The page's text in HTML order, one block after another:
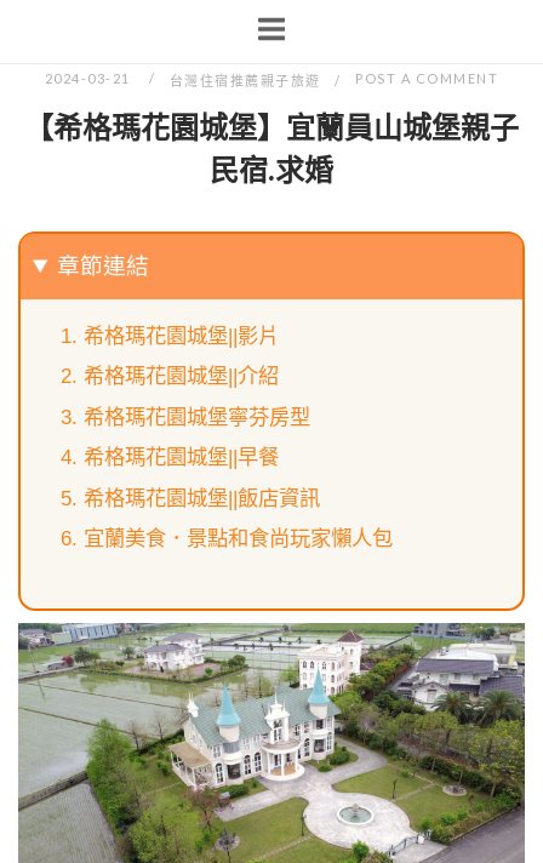
2024-03-21 台灣住宿推薦親子旅遊 POST A COMMENT
【希格瑪花園城堡】宜蘭員山城堡親子
民宿.求婚
章節連結
希格瑪花園城堡||影片
希格瑪花園城堡||介紹
希格瑪花園城堡寧芬房型
希格瑪花園城堡||早餐
希格瑪花園城堡||飯店資訊
宜蘭美食．景點和食尚玩家懶人包